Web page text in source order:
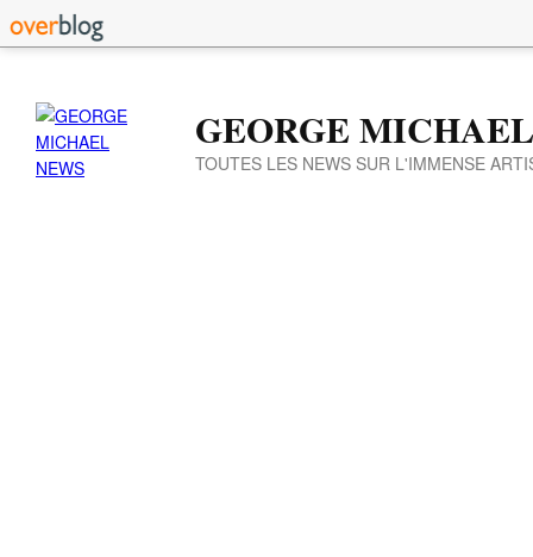
GEORGE
TOUTES LES NEWS SUR L'IMMENSE